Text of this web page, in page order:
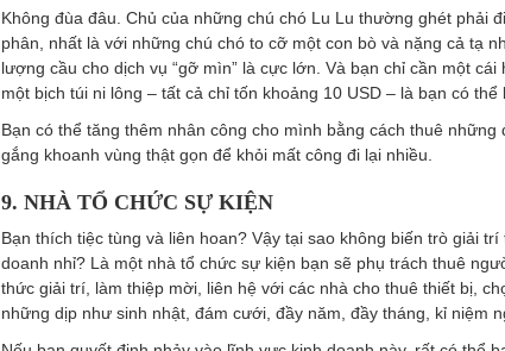
Không đùa đâu. Chủ của những chú chó Lu Lu thường ghét phải
phân, nhất là với những chú chó to cỡ một con bò và nặng cả tạ
lượng cầu cho dịch vụ “gỡ mìn” là cực lớn. Và bạn chỉ cần một cái
một bịch túi ni lông – tất cả chỉ tốn khoảng 10 USD – là bạn có thể
Bạn có thể tăng thêm nhân công cho mình bằng cách thuê những
gắng khoanh vùng thật gọn để khỏi mất công đi lại nhiều.
9. NHÀ TỔ CHỨC SỰ KIỆN
Bạn thích tiệc tùng và liên hoan? Vậy tại sao không biến trò giải trí
doanh nhỉ? Là một nhà tổ chức sự kiện bạn sẽ phụ trách thuê
thức giải trí, làm thiệp mời, liên hệ với các nhà cho thuê thiết bị,
những dịp như sinh nhật, đám cưới, đầy năm, đầy tháng, kỉ niệm